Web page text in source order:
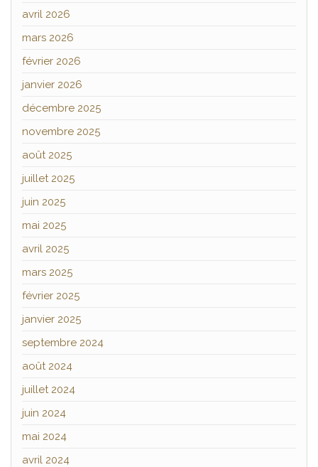
avril 2026
mars 2026
février 2026
janvier 2026
décembre 2025
novembre 2025
août 2025
juillet 2025
juin 2025
mai 2025
avril 2025
mars 2025
février 2025
janvier 2025
septembre 2024
août 2024
juillet 2024
juin 2024
mai 2024
avril 2024